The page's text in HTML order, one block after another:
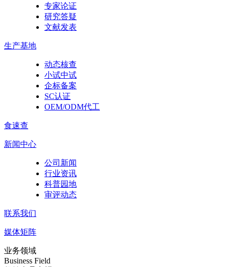
专家论证
研究答疑
文献发表
生产基地
动态核查
小试中试
企标备案
SC认证
OEM/ODM代工
食速查
新闻中心
公司新闻
行业资讯
科普园地
审评动态
联系我们
媒体矩阵
业务领域
Business Field